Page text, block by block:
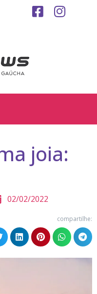
joia:
02/02/2022
compartilhe: